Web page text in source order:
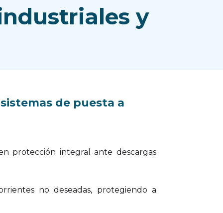
y
de puesta a
protección integral ante descargas
no deseadas, protegiendo a